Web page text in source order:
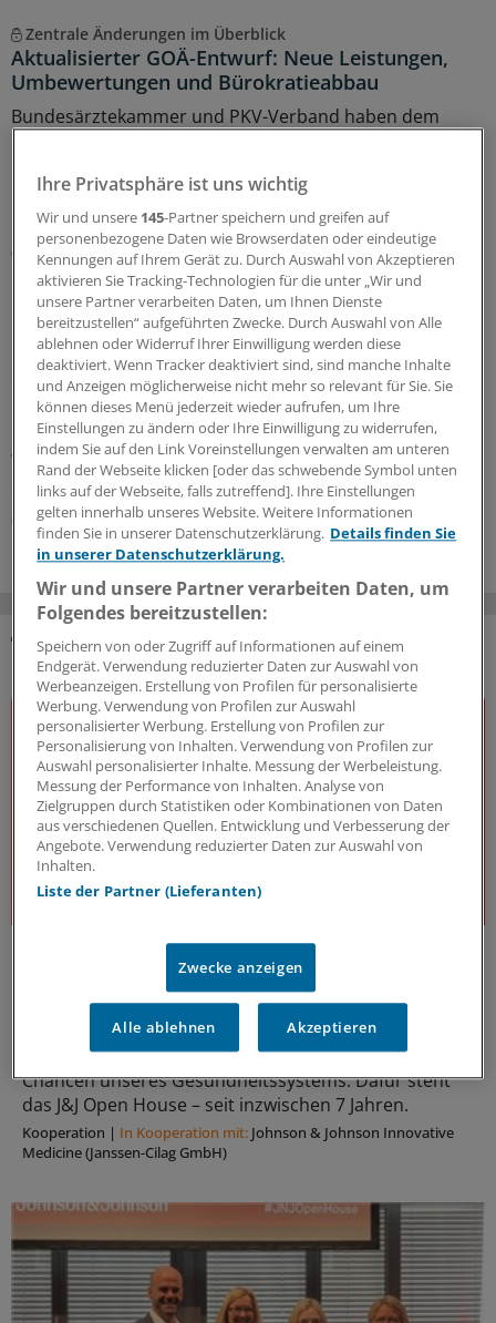
Zentrale Änderungen im Überblick
Aktualisierter GOÄ-Entwurf: Neue Leistungen,
Umbewertungen und Bürokratieabbau
Bundesärztekammer und PKV-Verband haben dem
Leistungen auf – und bewertet einige andere um. Ein
Überblick mit Beispielen dazu, was sich ändern soll.
05.08.2026
Leitliniennutzung
Hausärzte wünschen sich Leitlinien kürzer,
strukturierter und praxisnäher
In hausärztlichen Praxen wird durchaus regelmäßig auf
Leitlinien zurückgegriffen – eine Umfrage zeigt allerdings
wegen Zeitmangels und zu umfangreicher Dokumente
deutlichen Verbesserungsbedarf.
03.08.2026
DAS KÖNNTE SIE AUCH INTERESSIEREN
Der Gesundheitsdialog
Expert:innen aus unterschiedlichsten Bereichen des
Gesundheitswesens diskutieren – offen, kritisch und
lösungsorientiert – über die Herausforderungen und
Chancen unseres Gesundheitssystems. Dafür steht
das J&J Open House – seit inzwischen 7 Jahren.
Kooperation | In Kooperation mit: Johnson & Johnson Innovative
Medicine (Janssen-Cilag GmbH)
Ihre Privatsphäre ist uns wichtig
Wir und unsere 145-Partner speichern und greifen auf
personenbezogene Daten wie Browserdaten oder eindeutige
Kennungen auf Ihrem Gerät zu. Durch Auswahl von Akzeptieren
aktivieren Sie Tracking-Technologien für die unter „Wir und
unsere Partner verarbeiten Daten, um Ihnen Dienste
bereitzustellen“ aufgeführten Zwecke. Durch Auswahl von Alle
ablehnen oder Widerruf Ihrer Einwilligung werden diese
deaktiviert. Wenn Tracker deaktiviert sind, sind manche Inhalte
und Anzeigen möglicherweise nicht mehr so relevant für Sie. Sie
können dieses Menü jederzeit wieder aufrufen, um Ihre
Einstellungen zu ändern oder Ihre Einwilligung zu widerrufen,
indem Sie auf den Link Voreinstellungen verwalten am unteren
Rand der Webseite klicken [oder das schwebende Symbol unten
links auf der Webseite, falls zutreffend]. Ihre Einstellungen
gelten innerhalb unseres Website. Weitere Informationen
finden Sie in unserer Datenschutzerklärung. Details finden Sie
in unserer Datenschutzerklärung.
Wir und unsere Partner verarbeiten Daten, um
Folgendes bereitzustellen:
Speichern von oder Zugriff auf Informationen auf einem
Endgerät. Verwendung reduzierter Daten zur Auswahl von
Werbeanzeigen. Erstellung von Profilen für personalisierte
Werbung. Verwendung von Profilen zur Auswahl
personalisierter Werbung. Erstellung von Profilen zur
Personalisierung von Inhalten. Verwendung von Profilen zur
Auswahl personalisierter Inhalte. Messung der Werbeleistung.
Messung der Performance von Inhalten. Analyse von
Zielgruppen durch Statistiken oder Kombinationen von Daten
aus verschiedenen Quellen. Entwicklung und Verbesserung der
Angebote. Verwendung reduzierter Daten zur Auswahl von
Inhalten.
Liste der Partner (Lieferanten)
Zwecke anzeigen
Alle ablehnen Akzeptieren